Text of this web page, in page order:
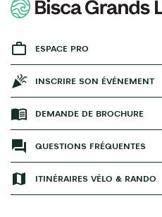
ESPACE PRO
INSCRIRE SON ÉVÉNEMENT
DEMANDE DE BROCHURE
QUESTIONS FRÉQUENTES
ITINÉRAIRES VÉLO & RANDO